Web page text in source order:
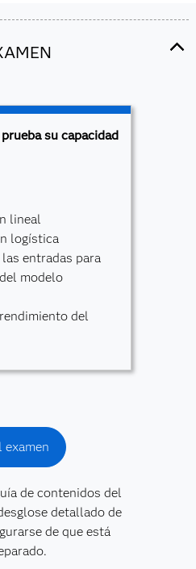
su capacidad
lineal
logística
entradas para
modelo
del
examen
de contenidos del
detallado de
de que está